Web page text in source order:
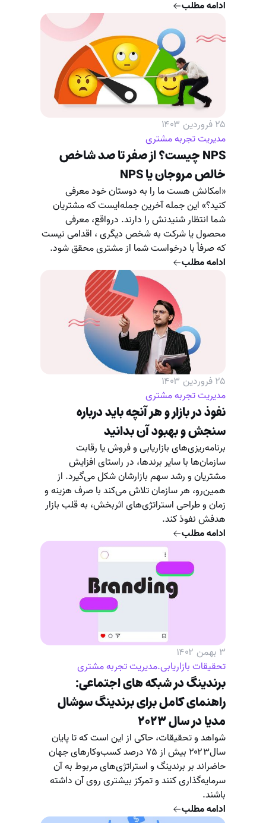
ادامه مطلب
۲۵ فروردین ۱۴۰۳
مدیریت تجربه مشتری
NPS چیست؟ از صفر تا صد شاخص
خالص مروجان یا NPS
«امکانش هست ما را به دوستان خود معرفی
کنید؟» این جمله آخرین جمله‌ایست که مشتریان
شما انتظار شنیدنش را دارند. درواقع، معرفی
محصول یا شرکت به شخص دیگری ، اقدامی نیست
که صرفاً با درخواست شما از مشتری محقق شود.
ادامه مطلب
۲۵ فروردین ۱۴۰۳
مدیریت تجربه مشتری
نفوذ در بازار و هر آنچه باید درباره
سنجش و بهبود آن بدانید
برنامه‌ریزی‌های بازاریابی و فروش یا رقابت
سازمان‌ها با سایر برندها، در راستای افزایش
مشتریان و رشد سهم بازارشان شکل می‌گیرد. از
همین‌رو، هر سازمان تلاش می‌کند با صرف هزینه و
زمان و طراحی استراتژی‌های اثربخش، به قلب بازار
هدفش نفوذ کند.
ادامه مطلب
۳ بهمن ۱۴۰۲
تحقیقات بازاریابی.مدیریت تجربه مشتری
برندینگ در شبکه های اجتماعی:
راهنمای کامل برای برندینگ سوشال
مدیا در سال ۲۰۲۳
شواهد و تحقیقات، حاکی از این است که تا پایان
سال۲۰۲۳ بیش از ۷۵ درصد کسب‌وکارهای جهان
حاضراند بر برندینگ و استراتژی‌های مربوط به آن
سرمایه‌گذاری کنند و تمرکز بیشتری روی آن داشته
باشند.
ادامه مطلب